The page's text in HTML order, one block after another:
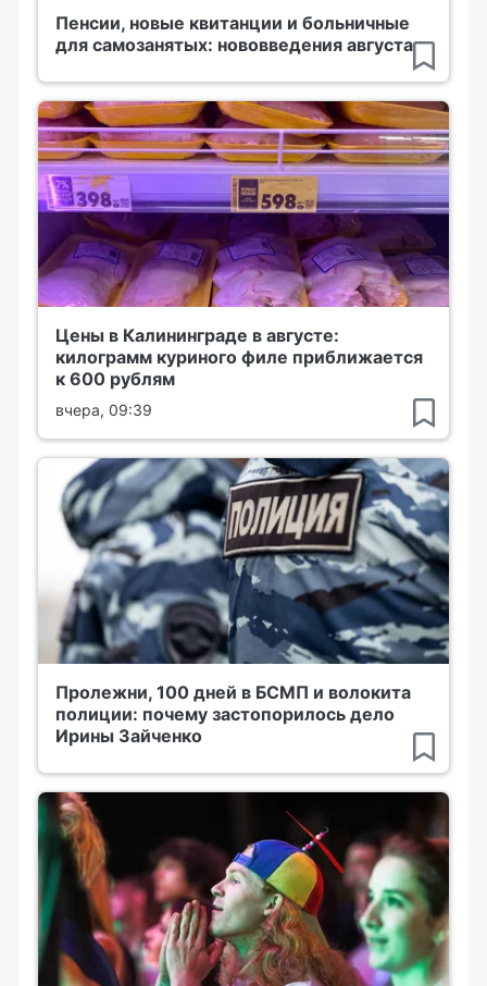
Пенсии, новые квитанции и больничные
для самозанятых: нововведения августа
Цены в Калининграде в августе:
килограмм куриного филе приближается
к 600 рублям
вчера, 09:39
Пролежни, 100 дней в БСМП и волокита
полиции: почему застопорилось дело
Ирины Зайченко